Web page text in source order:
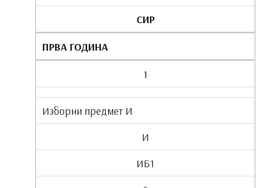
СИР
ПРВА ГОДИНА
1
Изборни предмет И
И
ИБ1